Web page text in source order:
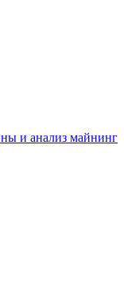
и анализ майнинг